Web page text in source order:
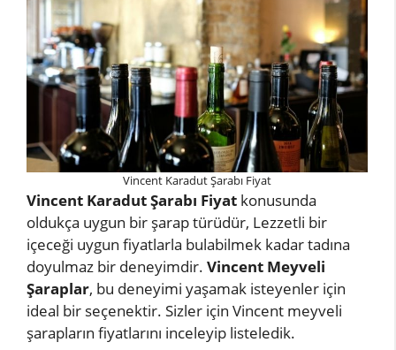
Vincent Karadut Şarabı Fiyat
Vincent Karadut Şarabı Fiyat konusunda
oldukça uygun bir şarap türüdür, Lezzetli bir
içeceği uygun fiyatlarla bulabilmek kadar tadına
doyulmaz bir deneyimdir. Vincent Meyveli
Şaraplar, bu deneyimi yaşamak isteyenler için
ideal bir seçenektir. Sizler için Vincent meyveli
şarapların fiyatlarını inceleyip listeledik.